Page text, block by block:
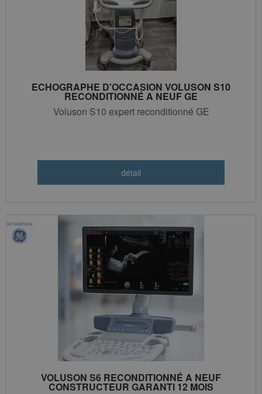
ECHOGRAPHE D'OCCASION VOLUSON S10
RECONDITIONNÉ A NEUF GE
Voluson S10 expert reconditionné GE
VOLUSON S6 RECONDITIONNÉ A NEUF
CONSTRUCTEUR GARANTI 12 MOIS